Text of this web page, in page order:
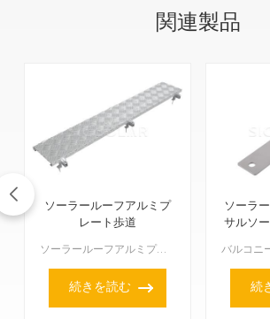
関連製品
ソーラールーフアルミプ
レート歩道
ソーラールーフアルミプレートウォークウェイは、メンテナンス担当者が屋上太陽光発電システム上を安全かつ安定して歩行できる場所を提供します。錆びにくく、屋根へのダメージを防ぎながら、あらゆる安全基準を満た...
続きを読む
ソーラ
サルソ
続